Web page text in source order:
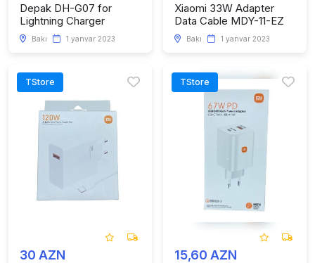
Depak DH-G07 for
Lightning Charger
Bakı 1 yanvar 2023
Xiaomi 33W Adapter
Data Cable MDY-11-EZ
Bakı 1 yanvar 2023
TStore
30 AZN
TStore
15,60 AZN